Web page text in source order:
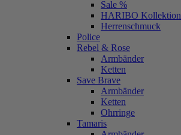
Sale %
HARIBO Kollektion
Herrenschmuck
Police
Rebel & Rose
Armbänder
Ketten
Save Brave
Armbänder
Ketten
Ohrringe
Tamaris